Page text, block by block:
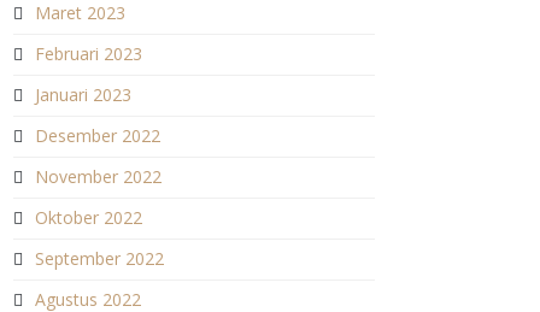
Maret 2023
Februari 2023
Januari 2023
Desember 2022
November 2022
Oktober 2022
September 2022
Agustus 2022